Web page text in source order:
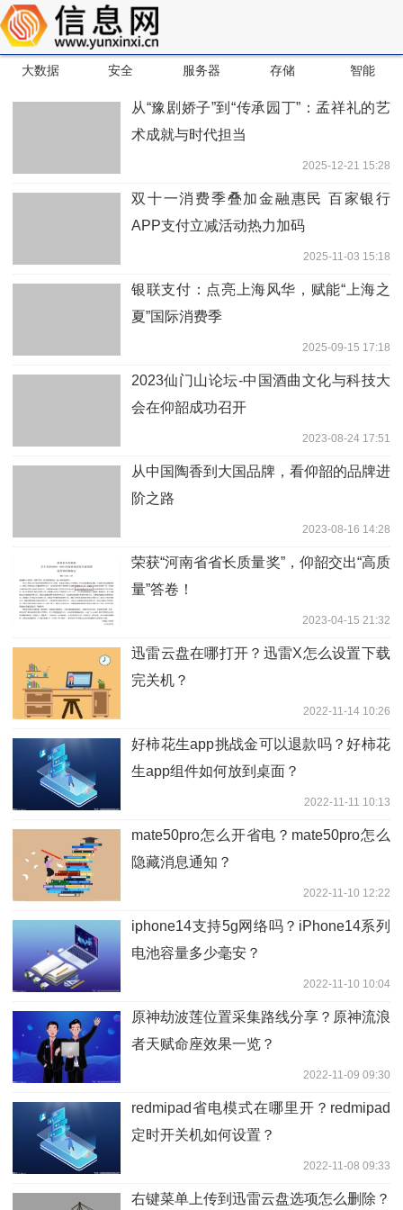
大数据 安全 服务器 存储 智能
从“豫剧娇子”到“传承园丁”：孟祥礼的艺
术成就与时代担当
2025-12-21 15:28
双十一消费季叠加金融惠民 百家银行
APP支付立减活动热力加码
2025-11-03 15:18
银联支付：点亮上海风华，赋能“上海之
夏”国际消费季
2025-09-15 17:18
2023仙门山论坛-中国酒曲文化与科技大
会在仰韶成功召开
2023-08-24 17:51
从中国陶香到大国品牌，看仰韶的品牌进
阶之路
2023-08-16 14:28
荣获“河南省省长质量奖”，仰韶交出“高质
量”答卷！
2023-04-15 21:32
迅雷云盘在哪打开？迅雷X怎么设置下载
完关机？
2022-11-14 10:26
好柿花生app挑战金可以退款吗？好柿花
生app组件如何放到桌面？
2022-11-11 10:13
mate50pro怎么开省电？mate50pro怎么
隐藏消息通知？
2022-11-10 12:22
iphone14支持5g网络吗？iPhone14系列
电池容量多少毫安？
2022-11-10 10:04
原神劫波莲位置采集路线分享？原神流浪
者天赋命座效果一览？
2022-11-09 09:30
redmipad省电模式在哪里开？redmipad
定时开关机如何设置？
2022-11-08 09:33
右键菜单上传到迅雷云盘选项怎么删除？